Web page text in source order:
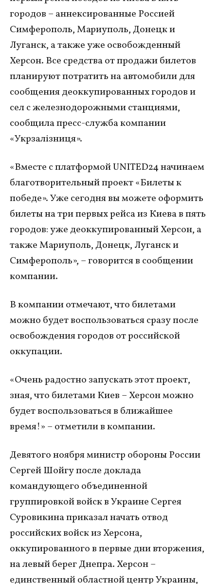
городов – аннексированные Россией
Симферополь, Мариуполь, Донецк и
Луганск, а также уже освобожденный
Херсон. Все средства от продажи билетов
планируют потратить на автомобили для
сообщения деоккупированных городов и
сел с железнодорожными станциями,
сообщила пресс-служба компании
«Укрзалізниця».
«Вместе с платформой UNITED24 начинаем
благотворительный проект «Билеты к
победе». Уже сегодня вы можете оформить
билеты на три первых рейса из Киева в пять
городов: уже деоккупированный Херсон, а
также Мариуполь, Донецк, Луганск и
Симферополь», – говорится в сообщении
компании.
В компании отмечают, что билетами
можно будет воспользоваться сразу после
освобождения городов от российской
оккупации.
«Очень радостно запускать этот проект,
зная, что билетами Киев – Херсон можно
будет воспользоваться в ближайшее
время!» – отметили в компании.
Девятого ноября министр обороны России
Сергей Шойгу после доклада
командующего объединенной
группировкой войск в Украине Сергея
Суровикина приказал начать отвод
российских войск из Херсона,
оккупированного в первые дни вторжения,
на левый берег Днепра. Херсон –
единственный областной центр Украины,